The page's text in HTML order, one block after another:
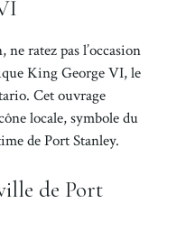
ratez pas l’occasion
King George VI, le
Cet ouvrage
locale, symbole du
de Port Stanley.
de Port